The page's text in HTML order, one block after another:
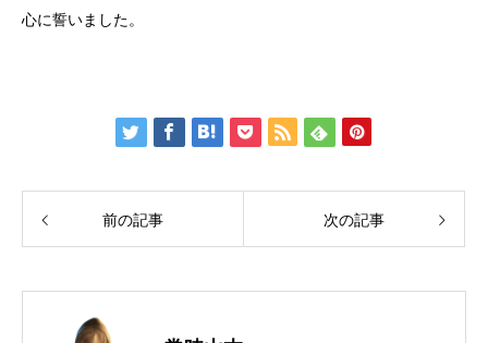
心に誓いました。
前の記事 次の記事